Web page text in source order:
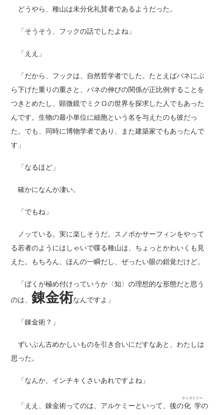
どうやら、種山は未分化礼賛者であるようだった。
「そうそう、フックの話でしたよね」
「ええ」
「だから、フックは、自然哲学者でした。たとえばバネにぶ
ら下げた重りの重さと、バネの伸びの関係が正比例することを
つきとめたし、顕微鏡でミクロの世界を探求した人でもあった
んです。生物の最小単位に細胞という名を与えたのも彼だっ
た。でも、同時に博物学者であり、また建築家でもあったんで
す」
「なるほど」
確かになんか凄い。
「でもね」
ノッている。実に楽しそうだ。スノボかサーフィンをやって
る若者のようにはしゃいで喋る種山は、ちょっとかわいくも見
えた。もちろん、ほんの一瞬だし、ぜったい眼の錯覚だけど。
「ぼくが極め付けっていうか〈知〉の理想的な形態だと思う
のは、錬金術なんですよ」
「錬金術？」
ずいぶん古めかしいものを引き合いにだすなあと、わたしは
思った。
「なんか、インチキくさいあれですよね」
「ええ、錬金術ってのは、アルケミーといって、後の化学
ケミストリー
の